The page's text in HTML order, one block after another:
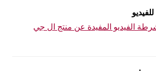
الفيديو المفيدة عن منتج ال جي